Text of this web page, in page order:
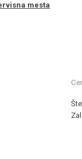
mesta